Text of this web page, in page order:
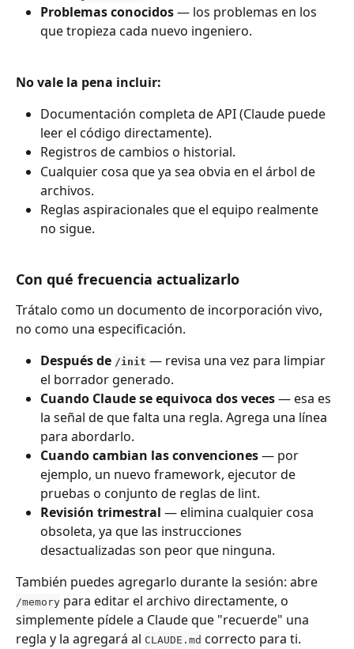
Problemas conocidos — los problemas en los
que tropieza cada nuevo ingeniero.
No vale la pena incluir:
Documentación completa de API (Claude puede
leer el código directamente).
Registros de cambios o historial.
Cualquier cosa que ya sea obvia en el árbol de
archivos.
Reglas aspiracionales que el equipo realmente
no sigue.
Con qué frecuencia actualizarlo
Trátalo como un documento de incorporación vivo,
no como una especificación.
Después de /init — revisa una vez para limpiar
el borrador generado.
Cuando Claude se equivoca dos veces — esa es
la señal de que falta una regla. Agrega una línea
para abordarlo.
Cuando cambian las convenciones — por
ejemplo, un nuevo framework, ejecutor de
pruebas o conjunto de reglas de lint.
Revisión trimestral — elimina cualquier cosa
obsoleta, ya que las instrucciones
desactualizadas son peor que ninguna.
También puedes agregarlo durante la sesión: abre
/memory para editar el archivo directamente, o
simplemente pídele a Claude que "recuerde" una
regla y la agregará al CLAUDE.md correcto para ti.